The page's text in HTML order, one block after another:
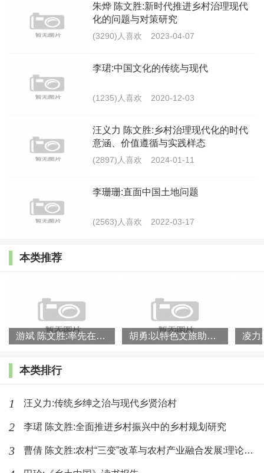
系。“自治”不是农民群众的任意而治、任性而治，也不
是政府的“一禁了之”“一放了之”，更不是脱离党的领
骨”作用，也要激发农民群众的“主人翁”意识，最终形成
党组织领导下的“民治民善、民善民治、民善于治”的乡
以法治为本，强化“以治成善”的硬实力。法治保障
乡村治理有效，关键环节在于立法部门科学立法，清醒
认识法治建设的根基在基层、薄弱区域在乡村的这一现
实情况，把立法与推进乡村振兴战略相衔接、相适应，
深刻把握人民群众对法律的期盼由“有没有”转变为“好不
把立法与维护广大农民群众的根本利益相连接、相匹
运行、运行得如何？因此，依法，还要严格执法、规范
执法、文明执法，同时，还要监督执法，做到有权必有
责、用权受监督、违法必追责；依法，还要公正司法，
确保法律正确平等实施，维护社会公平正义，充分保障
本“交”给农民，还要把法律知识“教”给农民，让农民群
众“人人学法用法，个个懂法守法”，让法律在乡村家喻
户晓、有效实施。党组织依法执政、人民政府依法行
朱烨 陈文胜:新时代推进乡村治理现代
化的问题与对策研究
(3290)人喜欢 2023-04-07
李珺:中国文化的传统与现代
(1235)人喜欢 2020-12-03
汪义力 陈文胜:乡村治理现代化的时代
意涵、价值遵循与实践样态
(2897)人喜欢 2024-01-11
李珊珊:直面中国土地问题
(2563)人喜欢 2022-03-17
本类推荐
游斌 陈文胜:率先在县域内破除城乡二元结构 胡勇:以特色文旅助力乡村振兴
本类排行
1 汪义力:传统乡绅之治与现代乡贤治村
2 李珺 陈文胜:全面推进乡村振兴中的乡村规划研究
3 曹倩 陈文胜:农村“三变”改革与农村产业融合发展:理论逻辑和